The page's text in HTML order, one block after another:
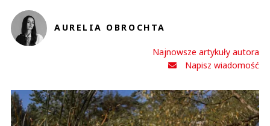
AURELIA OBROCHTA
Najnowsze artykuły autora
Napisz wiadomość